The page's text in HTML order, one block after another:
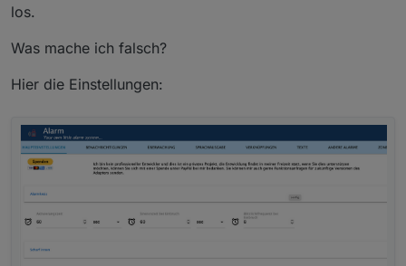
los.
Was mache ich falsch?
Hier die Einstellungen: